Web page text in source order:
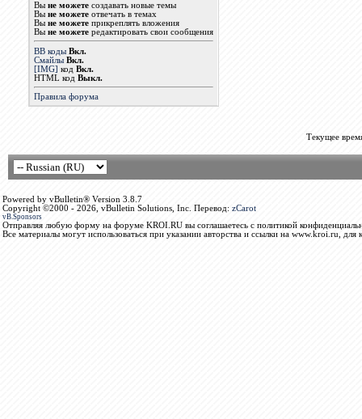
Вы не можетесоздавать новые темы
Вы не можетеотвечать в темах
Вы не можетеприкреплять вложения
Вы не можетередактировать свои сообщения
BB коды Вкл.
Смайлы Вкл.
[IMG] код Вкл.
HTML код Выкл.
Правила форума
Текущее
Powered by vBulletin® Version 3.8.7
Copyright ©2000 - 2026, vBulletin Solutions, Inc. Перевод: zCarot
vB.Sponsors
Отправляя любую форму на форуме KROI.RU вы соглашаетесь с политикой
Все материалы могут использоваться при указании авторства и ссылки на www.kroi.ru, для